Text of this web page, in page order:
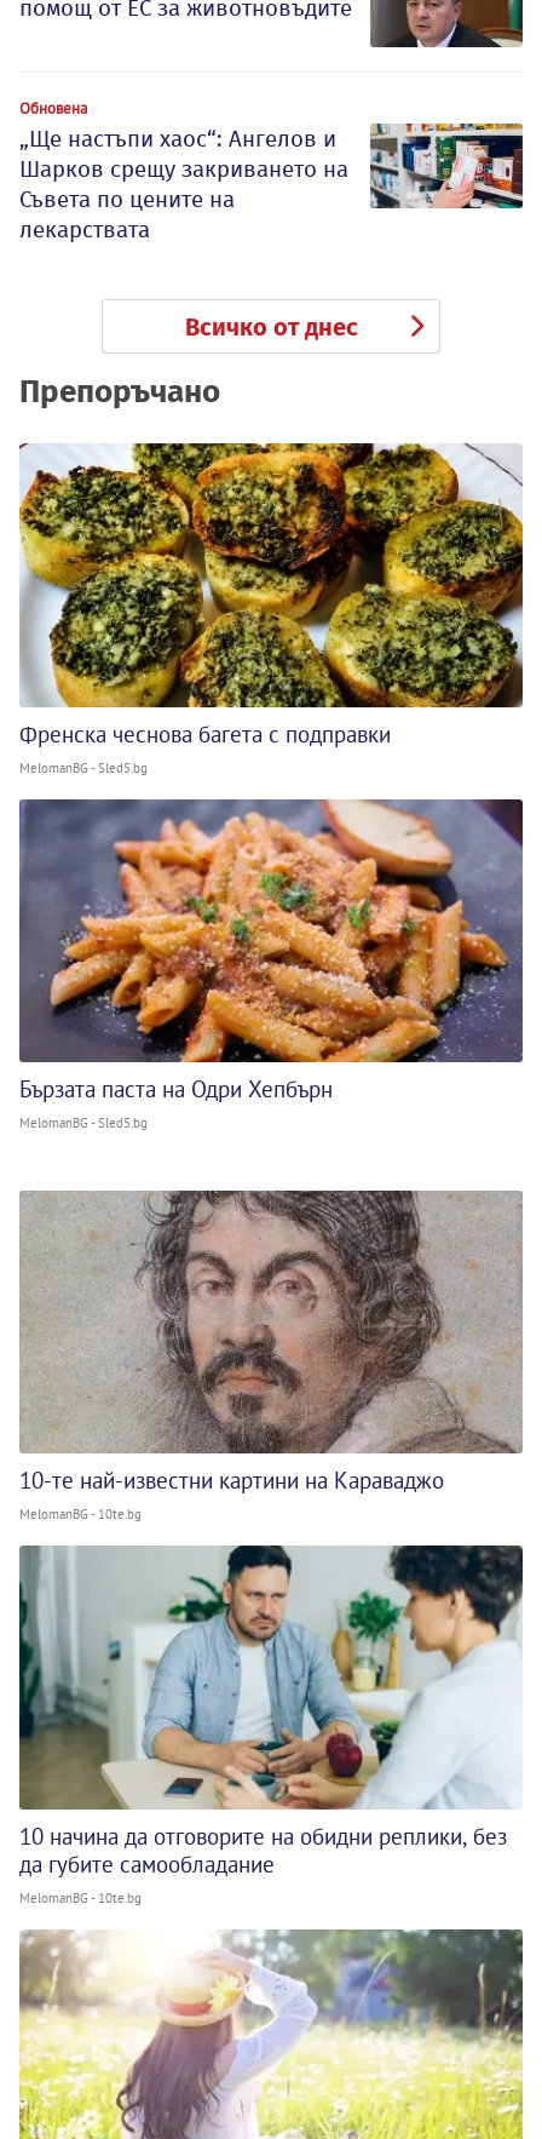
помощ от ЕС за животновъдите
Обновена
„Ще настъпи хаос“: Ангелов и
Шарков срещу закриването на
Съвета по цените на
лекарствата
Всичко от днес
Препоръчано
Френска чеснова багета с подправки
MelomanBG - Sled5.bg
Бързата паста на Одри Хепбърн
MelomanBG - Sled5.bg
10-те най-известни картини на Караваджо
MelomanBG - 10te.bg
10 начина да отговорите на обидни реплики, без
да губите самообладание
MelomanBG - 10te.bg